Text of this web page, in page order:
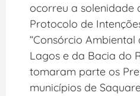
ocorreu a solenidade
Protocolo de
“Consórcio
Lagos e da Bacia do
tomaram parte os
municípios de